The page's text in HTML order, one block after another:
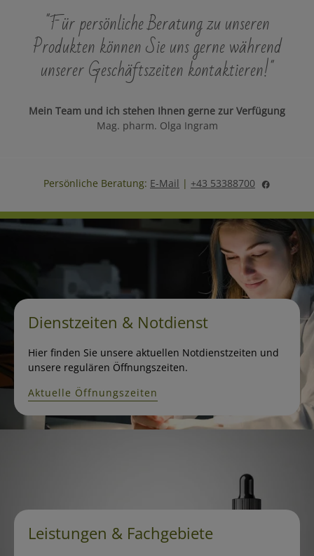
"Für persönliche Beratung zu unseren
Produkten können Sie uns gerne während
unserer Geschäftszeiten kontaktieren!"
Mein Team und ich stehen Ihnen gerne zur Verfügung
Mag. pharm. Olga Ingram
Persönliche Beratung: E-Mail | +43 53388700
Dienstzeiten & Notdienst
Hier finden Sie unsere aktuellen Notdienstzeiten und
unsere regulären Öffnungszeiten.
Aktuelle Öffnungszeiten
Leistungen & Fachgebiete